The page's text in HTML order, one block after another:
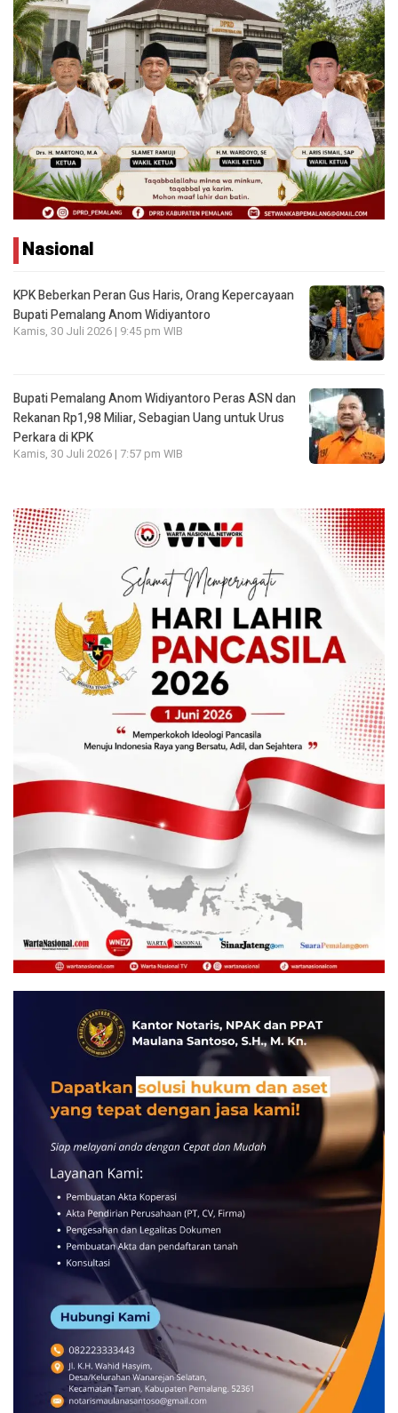
Nasional
KPK Beberkan Peran Gus Haris, Orang Kepercayaan
Bupati Pemalang Anom Widiyantoro
Kamis, 30 Juli 2026 | 9:45 pm WIB
Bupati Pemalang Anom Widiyantoro Peras ASN dan
Rekanan Rp1,98 Miliar, Sebagian Uang untuk Urus
Perkara di KPK
Kamis, 30 Juli 2026 | 7:57 pm WIB